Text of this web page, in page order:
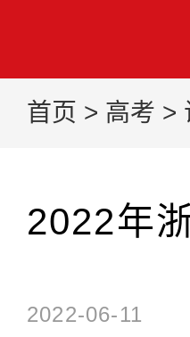
首页 > 高考 >
2022年
2022-06-11